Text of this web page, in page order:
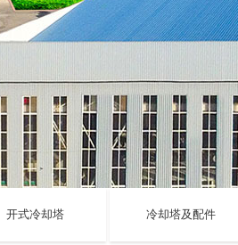
开式冷却塔 冷却塔及配件